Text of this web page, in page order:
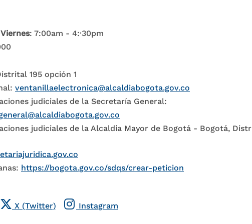
: 7:00am - 4:·30pm
195 opción 1
ventanillaelectronica@alcaldiabogota.gov.co
judiciales de la Secretaría General:
judiciales de la Alcaldía Mayor de Bogotá - Bogotá,
https://bogota.gov.co/sdqs/crear-peticion
X (Twitter) Instagram